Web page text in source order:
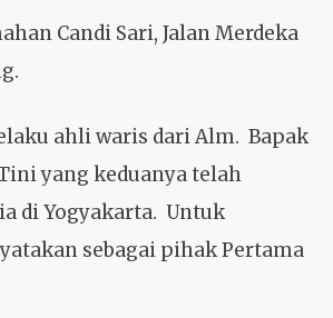
Candi Sari, Jalan Merdeka
ahli waris dari Alm. Bapak
yang keduanya telah
di Yogyakarta. Untuk
sebagai pihak Pertama